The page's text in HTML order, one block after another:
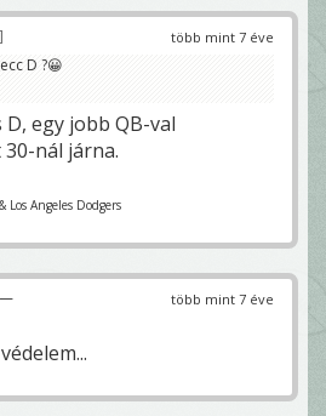
több mint 7 éve
D ?😀
egy jobb QB-val
nál járna.
Los Angeles Dodgers
több mint 7 éve
—